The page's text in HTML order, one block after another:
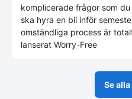
komplicerade frågor som
ska hyra en bil inför
omständliga process är
lanserat Worry-Free
Se